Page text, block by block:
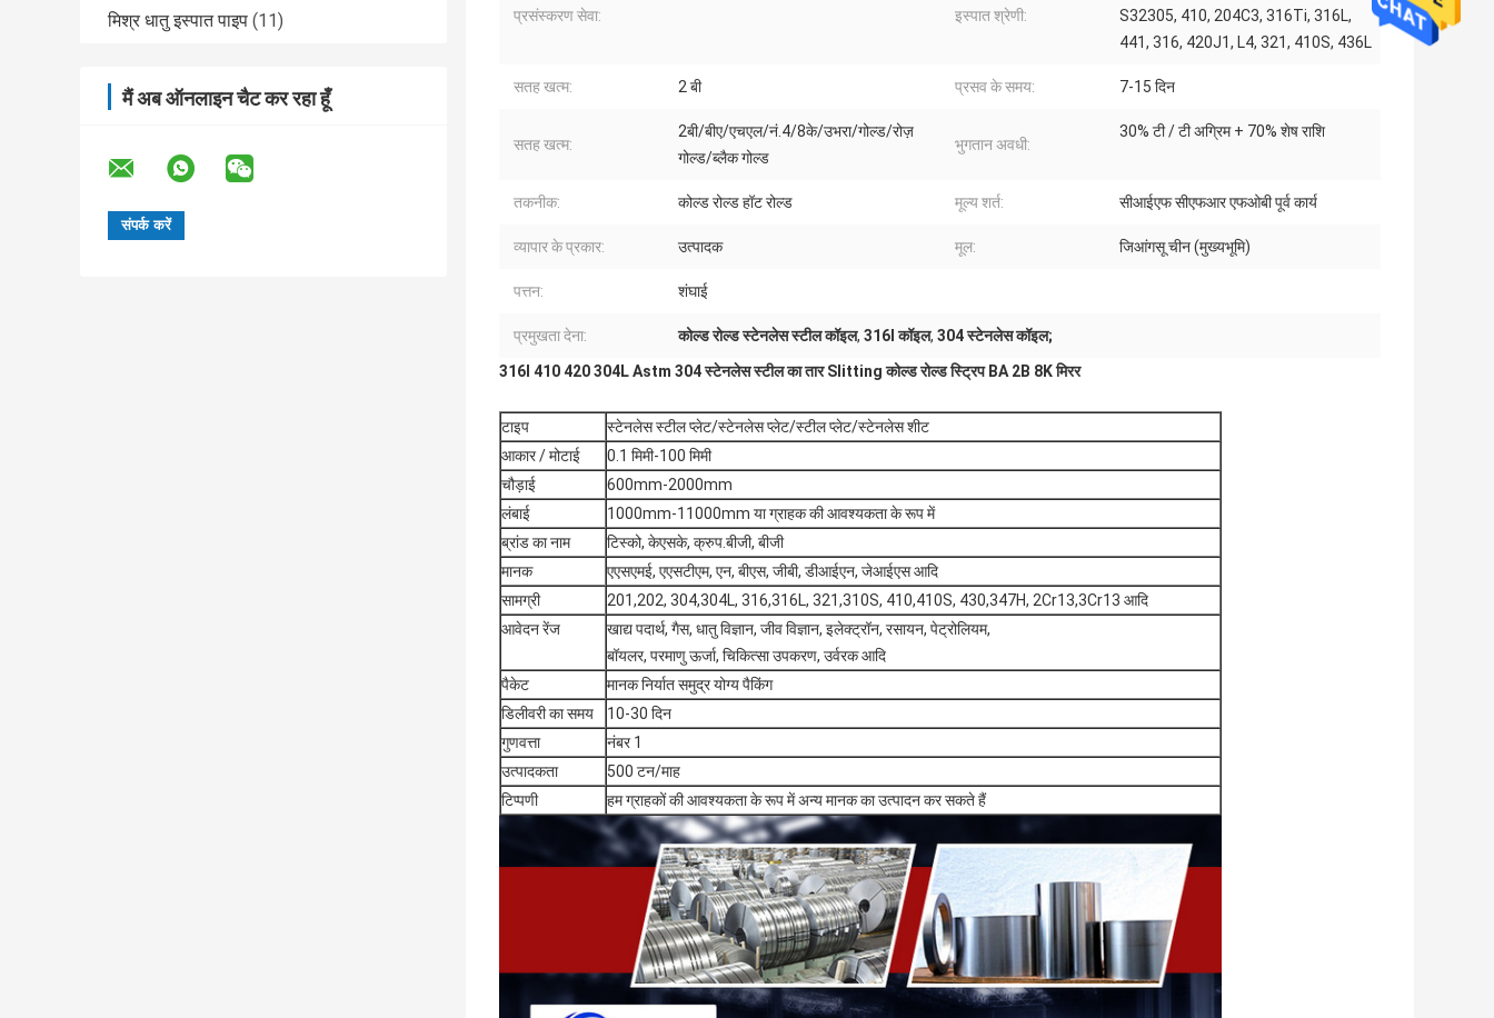
मिश्र धातु इस्पात पाइप (11)
मैं अब ऑनलाइन चैट कर रहा हूँ
प्रसंस्करण सेवा:
इस्पात श्रेणी:
S32305, 410, 204C3, 316Ti, 316L,
441, 316, 420J1, L4, 321, 410S, 436L
सतह खत्म: 2 बी प्रसव के समय: 7-15 दिन
सतह खत्म:
2बी/बीए/एचएल/नं.4/8के/उभरा/गोल्ड/रोज़
गोल्ड/ब्लैक गोल्ड
भुगतान अवधी:
30% टी / टी अग्रिम + 70% शेष राशि
तकनीक: कोल्ड रोल्ड हॉट रोल्ड मूल्य शर्त: सीआईएफ सीएफआर एफओबी पूर्व कार्य
व्यापार के प्रकार: उत्पादक मूल: जिआंगसू चीन (मुख्यभूमि)
पत्तन: शंघाई
प्रमुखता देना: कोल्ड रोल्ड स्टेनलेस स्टील कॉइल, 316l कॉइल, 304 स्टेनलेस कॉइल;
316l 410 420 304L Astm 304 स्टेनलेस स्टील का तार Slitting कोल्ड रोल्ड स्ट्रिप BA 2B 8K मिरर
टाइप
स्टेनलेस स्टील प्लेट/स्टेनलेस प्लेट/स्टील प्लेट/स्टेनलेस शीट
आकार / मोटाई
0.1 मिमी-100 मिमी
चौड़ाई
600mm-2000mm
लंबाई
1000mm-11000mm या ग्राहक की आवश्यकता के रूप में
ब्रांड का नाम
टिस्को, केएसके, क्रुप.बीजी, बीजी
मानक
एएसएमई, एएसटीएम, एन, बीएस, जीबी, डीआईएन, जेआईएस आदि
सामग्री
201,202, 304,304L, 316,316L, 321,310S, 410,410S, 430,347H, 2Cr13,3Cr13 आदि
आवेदन रेंज
खाद्य पदार्थ, गैस, धातु विज्ञान, जीव विज्ञान, इलेक्ट्रॉन, रसायन, पेट्रोलियम,
बॉयलर, परमाणु ऊर्जा, चिकित्सा उपकरण, उर्वरक आदि
पैकेट
मानक निर्यात समुद्र योग्य पैकिंग
डिलीवरी का समय
10-30 दिन
गुणवत्ता
नंबर 1
उत्पादकता
500 टन/माह
टिप्पणी
हम ग्राहकों की आवश्यकता के रूप में अन्य मानक का उत्पादन कर सकते हैं